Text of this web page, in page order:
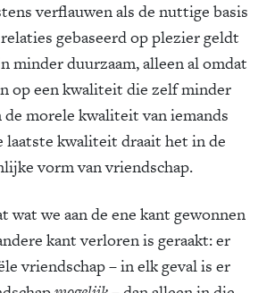
verflauwen als de nuttige basis
gebaseerd op plezier geldt
minder duurzaam, alleen al omdat
op een kwaliteit die zelf minder
de morele kwaliteit van iemands
laatste kwaliteit draait het in de
vorm van vriendschap.
we aan de ene kant gewonnen
kant verloren is geraakt: er
vriendschap – in elk geval is er